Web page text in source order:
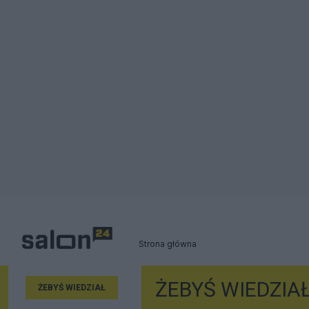
Strona główna
ŻEBYŚ WIEDZIAŁ ŻEBYŚ